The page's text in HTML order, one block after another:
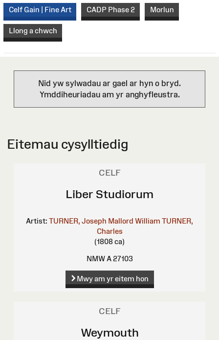
Celf Gain | Fine Art CADP Phase 2 Morlun
Llong a chwch
Nid yw sylwadau ar gael ar hyn o bryd.
Ymddiheuriadau am yr anghyfleustra.
Eitemau cysylltiedig
CELF
Liber Studiorum
Artist: TURNER, Joseph Mallord William TURNER,
Charles
(1808 ca)
NMW A 27103
Mwy am yr eitem hon
CELF
Weymouth